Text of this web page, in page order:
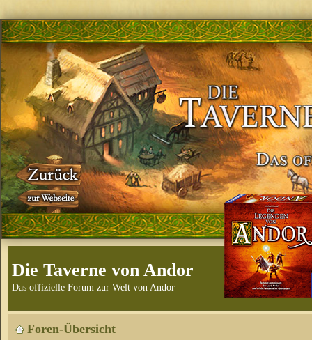
Die Taverne von Andor
Das offizielle Forum zur Welt von Andor
Foren-Übersicht